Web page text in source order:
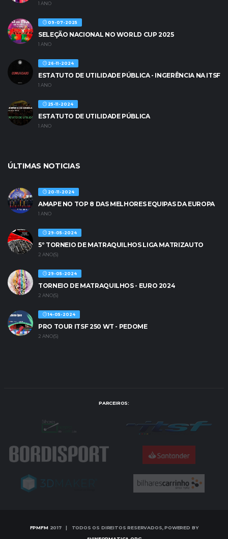
1 ANO
09-07-2025
SELEÇÃO NACIONAL NO WORLD CUP 2025
1 ANO
26-11-2024
ESTATUTO DE UTILIDADE PÚBLICA - INGERÊNCIA NA ITSF
1 ANO
25-11-2024
ESTATUTO DE UTILIDADE PÚBLICA
1 ANO
ÚLTIMAS NOTICIAS
20-11-2024
AMAPE NO TOP 8 DAS MELHORES EQUIPAS DA EUROPA
1 ANO
29-05-2024
5º TORNEIO DE MATRAQUILHOS LIGA MATRIZAUTO
2 ANO(S)
29-05-2024
TORNEIO DE MATRAQUILHOS - EURO 2024
2 ANO(S)
14-05-2024
PRO TOUR ITSF 250 WT - PEDOME
2 ANO(S)
PARCEIROS:
FPMFM2017 | TODOS OS DIREITOS RESERVADOS, POWERED BY